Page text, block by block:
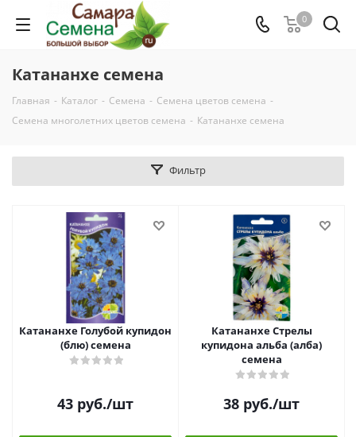
0
Катананхе семена
Главная - Каталог - Семена - Семена цветов семена -
Семена многолетних цветов семена - Катананхе семена
Фильтр
Катананхе Голубой купидон
(блю) семена
43 руб./шт
Катананхе Стрелы
купидона альба (алба)
семена
38 руб./шт